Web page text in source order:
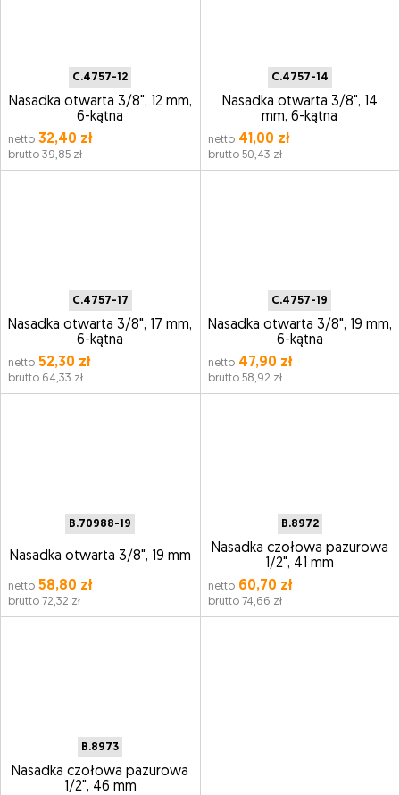
C.4757-12
Nasadka otwarta 3/8", 12 mm,
6-kątna
netto 32,40 zł
brutto 39,85 zł
C.4757-14
Nasadka otwarta 3/8", 14
mm, 6-kątna
netto41,00 zł
brutto 50,43 zł
C.4757-17
Nasadka otwarta 3/8", 17 mm,
6-kątna
netto 52,30 zł
brutto 64,33 zł
C.4757-19
Nasadka otwarta 3/8", 19 mm,
6-kątna
netto47,90 zł
brutto 58,92 zł
B.70988-19
Nasadka otwarta 3/8", 19 mm
netto 58,80 zł
brutto 72,32 zł
B.8972
Nasadka czołowa pazurowa
1/2", 41 mm
netto60,70 zł
brutto 74,66 zł
B.8973
Nasadka czołowa pazurowa
1/2", 46 mm